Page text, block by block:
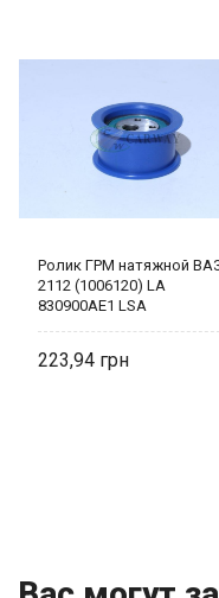
Ролик ГРМ натяжной
2112 (1006120) LA
830900AE1 LSA
223,94